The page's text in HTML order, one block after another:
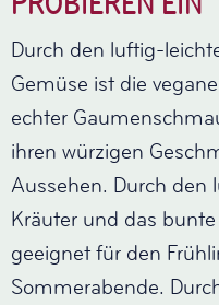
Durch den luftig-
Gemüse ist die
echter
ihren würzigen
Aussehen. Durch den
Kräuter und das
geeignet für den
Sommerabende.